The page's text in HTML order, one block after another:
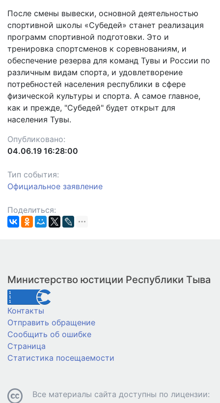
После смены вывески, основной деятельностью
спортивной школы «Субедей» станет реализация
программ спортивной подготовки. Это и
тренировка спортсменов к соревнованиям, и
обеспечение резерва для команд Тувы и России по
различным видам спорта, и удовлетворение
потребностей населения республики в сфере
физической культуры и спорта. А самое главное,
как и прежде, "Субедей" будет открыт для
населения Тувы.
Опубликовано:
04.06.19 16:28:00
Тип события:
Официальное заявление
Поделиться:
Министерство юстиции Республики Тыва
Контакты
Отправить обращение
Сообщить об ошибке
Страница
Статистика посещаемости
Все материалы сайта доступны по лицензии: